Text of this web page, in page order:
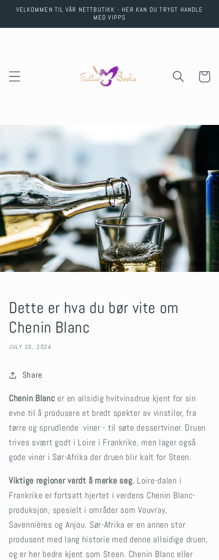
Skip to
VELKOMMEN TIL VÅR NETTBUTIKK - HER KAN DU TRYGT HANDLE
MED VIPPS
Cart
Dette er hva du bør vite om
Chenin Blanc
JULY 20, 2024
Share
Chenin Blanc er en allsidig hvitvinsdrue kjent for sin
evne til å produsere et bredt spekter av vinstiler, fra
tørre og sprudlende viner - til søte dessertviner. Druen
trives svært godt i Loire i Frankrike, men lager også
gode viner i Sør-Afrika der druen blir kalt for Steen.
Viktige regioner verdt å merke seg. Loire-dalen i
Frankrike er fortsatt hjertet i verdens Chenin Blanc-
produksjon, spesielt i områder som Vouvray,
Savennières og Anjou. Sør-Afrika er en annen stor
produsent med lang historie med denne allsidige druen,
og er her bedre kjent som Steen. Chenin Blanc eller